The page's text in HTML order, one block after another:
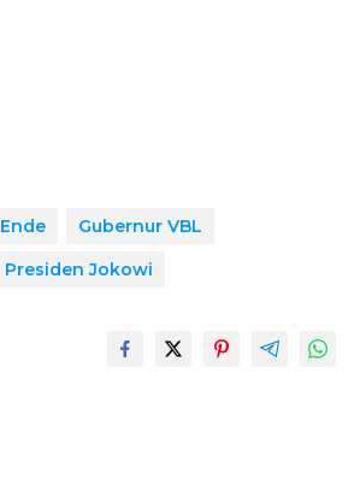
Ende
Gubernur VBL
Presiden Jokowi